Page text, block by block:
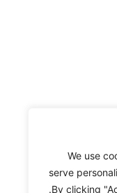
We use
serve
By clicking